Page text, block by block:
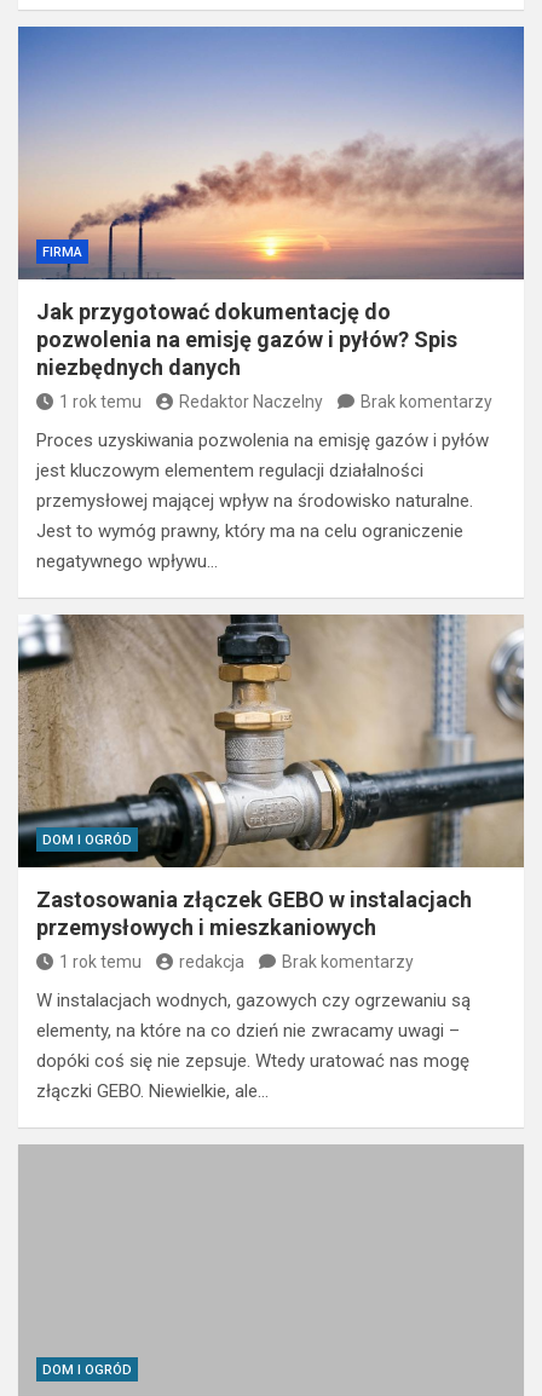
FIRMA
Jak przygotować dokumentację do
pozwolenia na emisję gazów i pyłów? Spis
niezbędnych danych
1 rok temu Redaktor Naczelny Brak komentarzy
Proces uzyskiwania pozwolenia na emisję gazów i pyłów
jest kluczowym elementem regulacji działalności
przemysłowej mającej wpływ na środowisko naturalne.
Jest to wymóg prawny, który ma na celu ograniczenie
negatywnego wpływu…
DOM I OGRÓD
Zastosowania złączek GEBO w instalacjach
przemysłowych i mieszkaniowych
1 rok temu redakcja Brak komentarzy
W instalacjach wodnych, gazowych czy ogrzewaniu są
elementy, na które na co dzień nie zwracamy uwagi –
dopóki coś się nie zepsuje. Wtedy uratować nas mogę
złączki GEBO. Niewielkie, ale…
DOM I OGRÓD